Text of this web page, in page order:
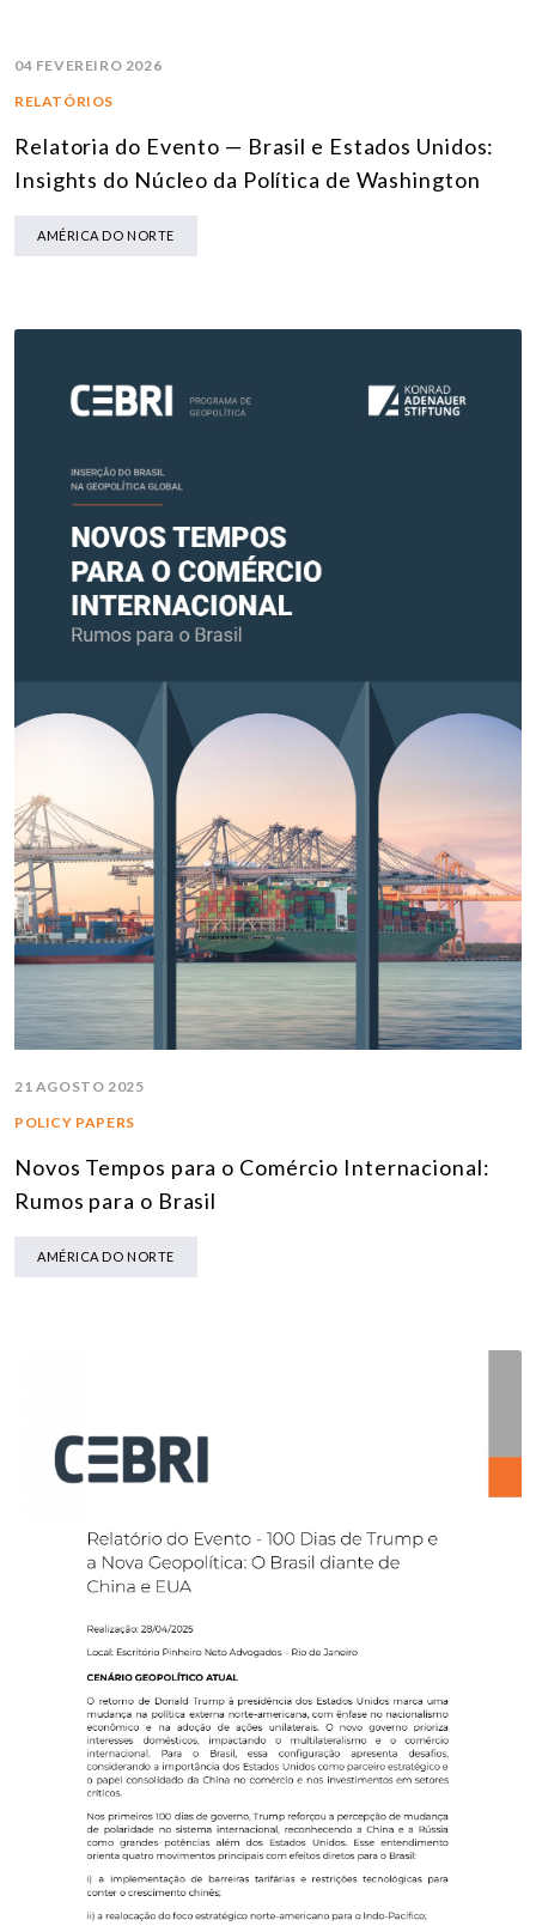
04 FEVEREIRO 2026
RELATÓRIOS
Relatoria do Evento — Brasil e Estados Unidos:
Insights do Núcleo da Política de Washington
AMÉRICA DO NORTE
21 AGOSTO 2025
POLICY PAPERS
Novos Tempos para o Comércio Internacional:
Rumos para o Brasil
AMÉRICA DO NORTE